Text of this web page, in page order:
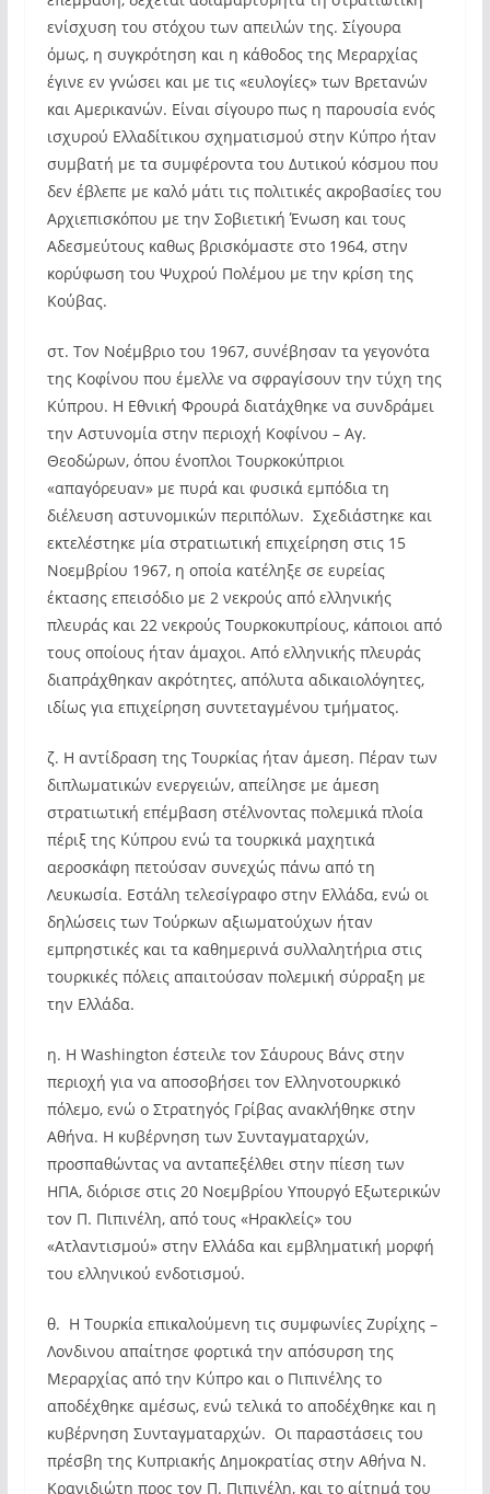
ενίσχυση του στόχου των απειλών της. Σίγουρα
όμως, η συγκρότηση και η κάθοδος της Μεραρχίας
έγινε εν γνώσει και με τις «ευλογίες» των Βρετανών
και Αμερικανών. Είναι σίγουρο πως η παρουσία ενός
ισχυρού Ελλαδίτικου σχηματισμού στην Κύπρο ήταν
συμβατή με τα συμφέροντα του Δυτικού κόσμου που
δεν έβλεπε με καλό μάτι τις πολιτικές ακροβασίες του
Αρχιεπισκόπου με την Σοβιετική Ένωση και τους
Αδεσμεύτους καθως βρισκόμαστε στο 1964, στην
κορύφωση του Ψυχρού Πολέμου με την κρίση της
Κούβας.
στ. Τον Νοέμβριο του 1967, συνέβησαν τα γεγονότα
της Κοφίνου που έμελλε να σφραγίσουν την τύχη της
Κύπρου. Η Εθνική Φρουρά διατάχθηκε να συνδράμει
την Αστυνομία στην περιοχή Κοφίνου – Αγ.
Θεοδώρων, όπου ένοπλοι Τουρκοκύπριοι
«απαγόρευαν» με πυρά και φυσικά εμπόδια τη
διέλευση αστυνομικών περιπόλων. Σχεδιάστηκε και
εκτελέστηκε μία στρατιωτική επιχείρηση στις 15
Νοεμβρίου 1967, η οποία κατέληξε σε ευρείας
έκτασης επεισόδιο με 2 νεκρούς από ελληνικής
πλευράς και 22 νεκρούς Τουρκοκυπρίους, κάποιοι από
τους οποίους ήταν άμαχοι. Από ελληνικής πλευράς
διαπράχθηκαν ακρότητες, απόλυτα αδικαιολόγητες,
ιδίως για επιχείρηση συντεταγμένου τμήματος.
ζ. Η αντίδραση της Τουρκίας ήταν άμεση. Πέραν των
διπλωματικών ενεργειών, απείλησε με άμεση
στρατιωτική επέμβαση στέλνοντας πολεμικά πλοία
πέριξ της Κύπρου ενώ τα τουρκικά μαχητικά
αεροσκάφη πετούσαν συνεχώς πάνω από τη
Λευκωσία. Εστάλη τελεσίγραφο στην Ελλάδα, ενώ οι
δηλώσεις των Τούρκων αξιωματούχων ήταν
εμπρηστικές και τα καθημερινά συλλαλητήρια στις
τουρκικές πόλεις απαιτούσαν πολεμική σύρραξη με
την Ελλάδα.
η. Η Washington έστειλε τον Σάυρους Βάνς στην
περιοχή για να αποσοβήσει τον Ελληνοτουρκικό
πόλεμο, ενώ ο Στρατηγός Γρίβας ανακλήθηκε στην
Αθήνα. Η κυβέρνηση των Συνταγματαρχών,
προσπαθώντας να ανταπεξέλθει στην πίεση των
ΗΠΑ, διόρισε στις 20 Νοεμβρίου Υπουργό Εξωτερικών
τον Π. Πιπινέλη, από τους «Ηρακλείς» του
«Ατλαντισμού» στην Ελλάδα και εμβληματική μορφή
του ελληνικού ενδοτισμού.
θ. Η Τουρκία επικαλούμενη τις συμφωνίες Ζυρίχης –
Λονδινου απαίτησε φορτικά την απόσυρση της
Μεραρχίας από την Κύπρο και ο Πιπινέλης το
αποδέχθηκε αμέσως, ενώ τελικά το αποδέχθηκε και η
κυβέρνηση Συνταγματαρχών. Οι παραστάσεις του
πρέσβη της Κυπριακής Δημοκρατίας στην Αθήνα Ν.
Κρανιδιώτη προς τον Π. Πιπινέλη, και το αίτημά του